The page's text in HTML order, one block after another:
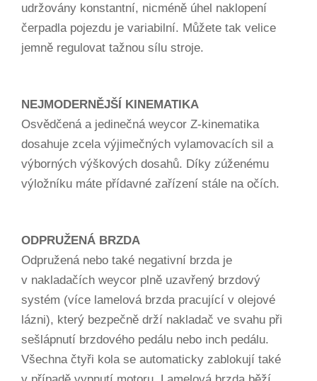
udržovány konstantní, nicméně úhel naklopení
čerpadla pojezdu je variabilní. Můžete tak velice
jemně regulovat tažnou sílu stroje.
NEJMODERNĚJŠÍ KINEMATIKA
Osvědčená a jedinečná weycor Z-kinematika
dosahuje zcela výjimečných vylamovacích sil a
výborných výškových dosahů. Díky zúženému
výložníku máte přídavné zařízení stále na očích.
ODPRUŽENÁ BRZDA
Odpružená nebo také negativní brzda je
v nakladačích weycor plně uzavřený brzdový
systém (více lamelová brzda pracující v olejové
lázni), který bezpečně drží nakladač ve svahu při
sešlápnutí brzdového pedálu nebo inch pedálu.
Všechna čtyři kola se automaticky zablokují také